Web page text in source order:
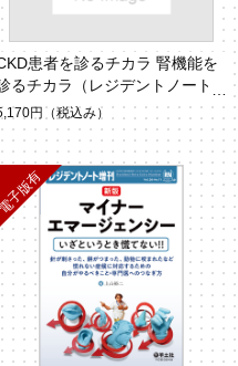
患者を診るチカラ 腎機能を
るチカラ（レジデントノート V
No.14）
円 （税込み）